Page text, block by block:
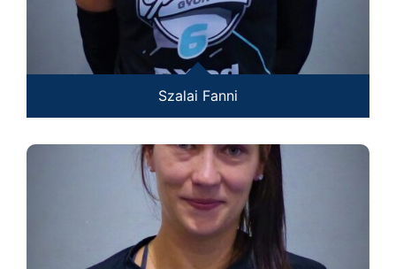
Szalai Fanni